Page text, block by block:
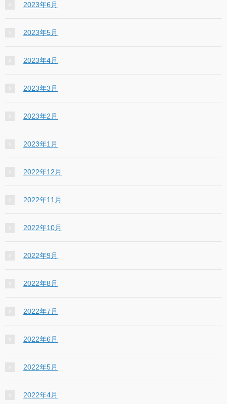
2023年6月
2023年5月
2023年4月
2023年3月
2023年2月
2023年1月
2022年12月
2022年11月
2022年10月
2022年9月
2022年8月
2022年7月
2022年6月
2022年5月
2022年4月